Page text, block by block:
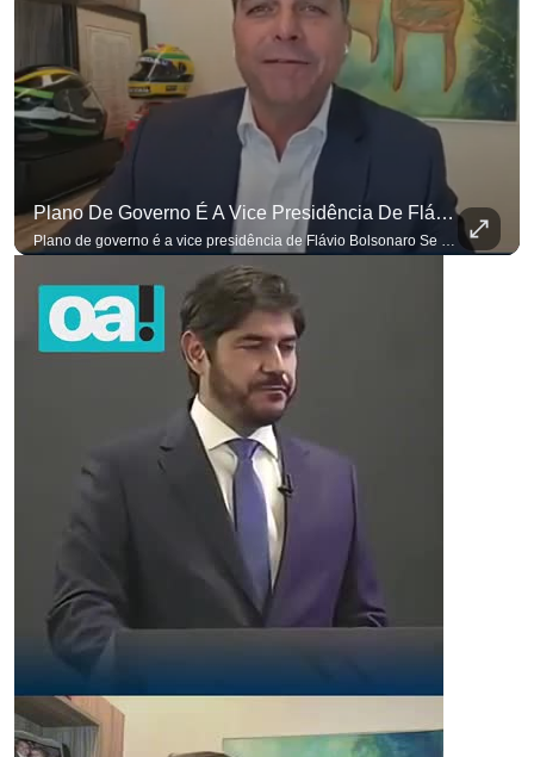
Plano De Governo É A Vice Presidência De Flávio Bolsonaro
Plano de governo é a vice presidência de Flávio Bolsonaro Se você busca informação com credibilidade, inscreva-se agora e ative o
para não perder nenhuma atualização! Ouça O Antagonista nos principais